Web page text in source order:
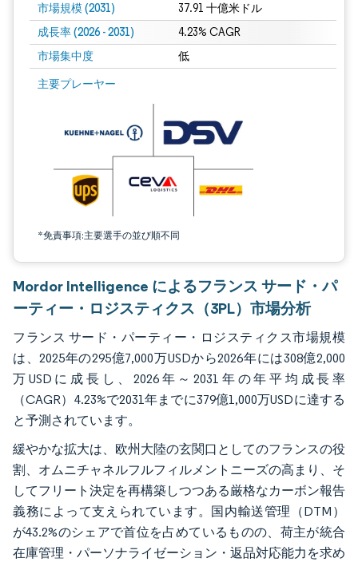
市場規模 (2031) 37.91 十億米ドル
成長率 (2026 - 2031) 4.23% CAGR
市場集中度 低
主要プレーヤー
*免責事項:主要選手の並び順不同
画像 © Mordor Intelligence。再利用にはCC BY 4.0の表示が必要です。
Mordor Intelligence によるフランス サード・パ
ーティー・ロジスティクス（3PL）市場分析
フランス サード・パーティー・ロジスティクス市場規模
は、2025年の295億7,000万USDから2026年には308億2,000
万USDに成長し、2026年～2031年の年平均成長率
（CAGR）4.23%で2031年までに379億1,000万USDに達する
と予測されています。
緩やかな拡大は、欧州大陸の玄関口としてのフランスの役
割、オムニチャネルフルフィルメントニーズの高まり、そ
してフリート決定を再構築しつつある厳格なカーボン報告
義務によって支えられています。国内輸送管理（DTM）
が43.2%のシェアで首位を占めているものの、荷主が統合
在庫管理・パーソナライゼーション・返品対応能力を求め